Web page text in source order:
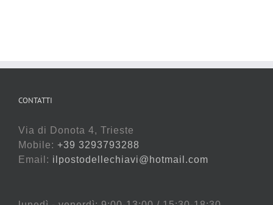
CONTATTI
Via di Donota 4, Trieste
Mobile: +39 3293793288
Email: ilpostodellechiavi@hotmail.com